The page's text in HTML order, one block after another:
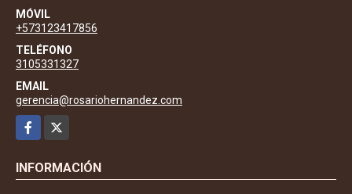
MÓVIL
+573123417856
TELÉFONO
3105331327
EMAIL
gerencia@rosariohernandez.com
Facebook
INFORMACIÓN